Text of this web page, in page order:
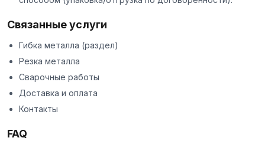
Связанные услуги
Гибка металла (раздел)
Резка металла
Сварочные работы
Доставка и оплата
Контакты
FAQ